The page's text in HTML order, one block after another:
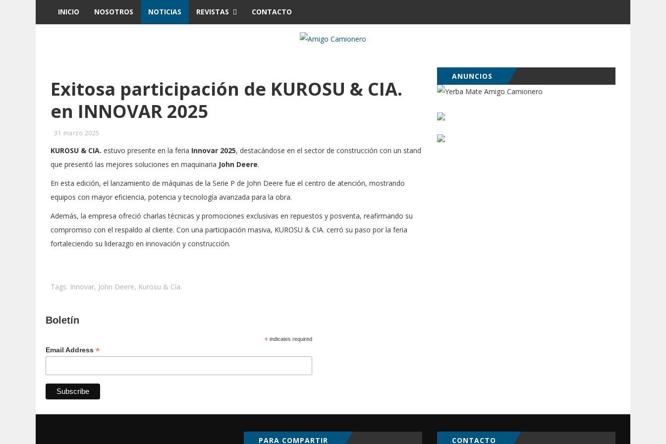
INICIO NOSOTROS NOTICIAS REVISTAS CONTACTO
Exitosa participación de KUROSU & CIA.
en INNOVAR 2025
31 marzo 2025
KUROSU & CIA. estuvo presente en la feria Innovar 2025, destacándose en el sector de construcción con un stand
que presentó las mejores soluciones en maquinaria John Deere.
En esta edición, el lanzamiento de máquinas de la Serie P de John Deere fue el centro de atención, mostrando
equipos con mayor eficiencia, potencia y tecnología avanzada para la obra.
Además, la empresa ofreció charlas técnicas y promociones exclusivas en repuestos y posventa, reafirmando su
compromiso con el respaldo al cliente. Con una participación masiva, KUROSU & CIA. cerró su paso por la feria
fortaleciendo su liderazgo en innovación y construcción.
Tags: Innovar, John Deere, Kurosu & Cía.
ANUNCIOS
Boletín
*indicates required
Email Address *
PARA COMPARTIR CONTACTO